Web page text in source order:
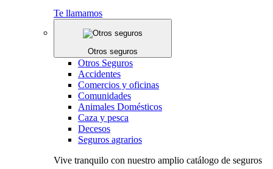
Te llamamos
Otros seguros
Otros Seguros
Accidentes
Comercios y oficinas
Comunidades
Animales Domésticos
Caza y pesca
Decesos
Seguros agrarios
Vive tranquilo con nuestro amplio catálogo de seguros